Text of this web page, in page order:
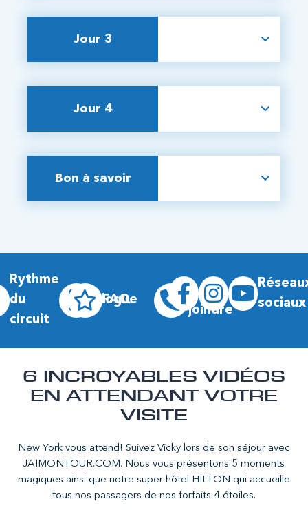
Jour 3
Jour 4
Bon à savoir
Rythme
du
circuit
Blogue
FAQ
Nous
joindre
sociaux
6 INCROYABLES VIDÉOS
EN ATTENDANT VOTRE
VISITE
New York vous attend! Suivez Vicky lors de son séjour avec
JAIMONTOUR.COM. Nous vous présentons 5 moments
magiques ainsi que notre super hôtel HILTON qui accueille
tous nos passagers de nos forfaits 4 étoiles.